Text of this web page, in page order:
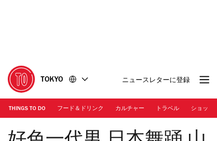
に
移
動
移
動
TOKYO ニュースレターに登録
THINGS TO DO フード＆ドリンク カルチャー トラベル ショッピ
Photo: Smappa!Group